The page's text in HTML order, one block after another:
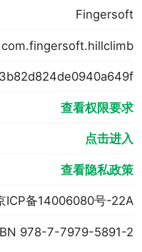
Fingersoft
com.fingersoft.hillclimb
查看权限要求
点击进入
查看隐私政策
ICP备14006080号-22A
978-7-7979-5891-2